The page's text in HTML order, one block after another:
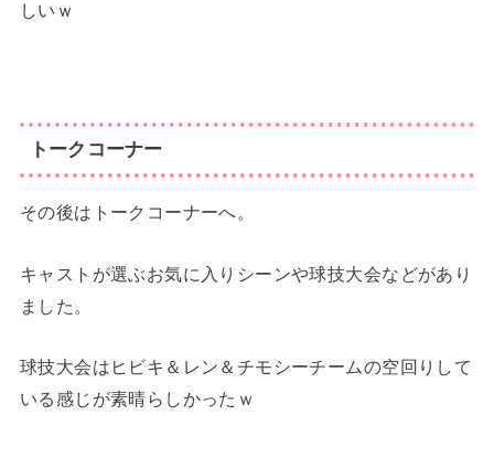
しいｗ
トークコーナー
その後はトークコーナーへ。
キャストが選ぶお気に入りシーンや球技大会などがあり
ました。
球技大会はヒビキ＆レン＆チモシーチームの空回りして
いる感じが素晴らしかったｗ